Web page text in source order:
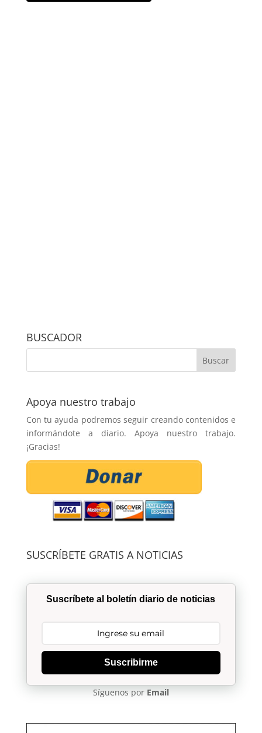
BUSCADOR
Apoya nuestro trabajo
Con tu ayuda podremos seguir creando contenidos e
informándote a diario. Apoya nuestro trabajo.
¡Gracias!
SUSCRÍBETE GRATIS A NOTICIAS
Suscríbete al boletín diario de noticias
Suscribirme
Síguenos por Email